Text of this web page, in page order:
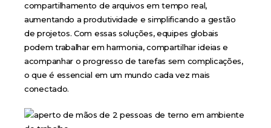
compartilhamento de arquivos em tempo real,
aumentando a produtividade e simplificando a gestão
de projetos. Com essas soluções, equipes globais
podem trabalhar em harmonia, compartilhar ideias e
acompanhar o progresso de tarefas sem complicações,
o que é essencial em um mundo cada vez mais
conectado.